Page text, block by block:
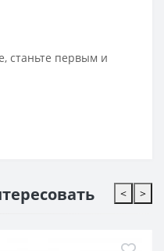
станьте первым и
< >